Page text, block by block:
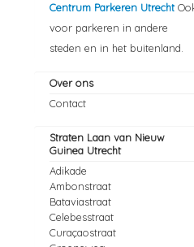
Centrum Parkeren Utrecht
voor parkeren in andere
steden en in het buitenland.
Over ons
Contact
Straten Laan van Nieuw
Guinea Utrecht
Adikade
Ambonstraat
Bataviastraat
Celebesstraat
Curaçaostraat